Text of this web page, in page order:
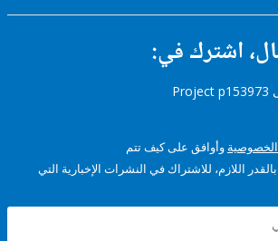
في:
وأوافق على كيف تتم
للاشتراك في النشرات الإخبارية التي